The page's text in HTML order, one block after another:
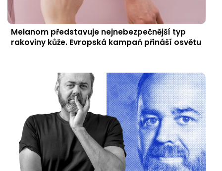
Melanom představuje nejnebezpečnější typ
rakoviny kůže. Evropská kampaň přináší osvětu